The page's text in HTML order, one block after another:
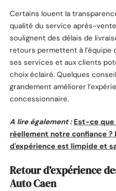
Certains louent la
qualité du service après-
soulignent des délais de
retours permettent à l’équipe
ses services et aux clients
choix éclairé. Quelques
grandement améliorer
concessionnaire.
A lire également : Est-ce
réellement notre confiance ?
d'expérience est limpide et
Retour d’expérience
Auto Caen